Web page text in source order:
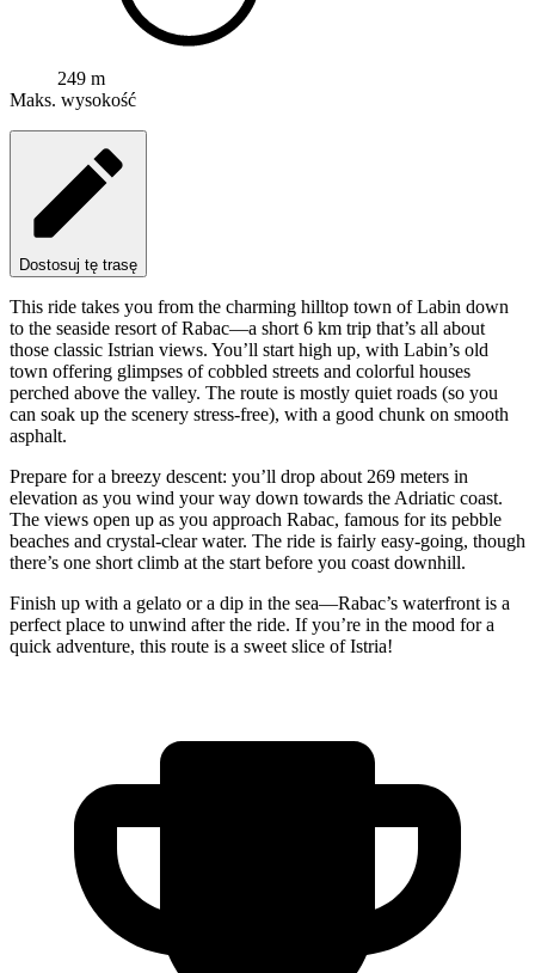
249 m
Maks. wysokość
Dostosuj tę trasę
This ride takes you from the charming hilltop town of Labin down
to the seaside resort of Rabac—a short 6 km trip that’s all about
those classic Istrian views. You’ll start high up, with Labin’s old
town offering glimpses of cobbled streets and colorful houses
perched above the valley. The route is mostly quiet roads (so you
can soak up the scenery stress-free), with a good chunk on smooth
asphalt.
Prepare for a breezy descent: you’ll drop about 269 meters in
elevation as you wind your way down towards the Adriatic coast.
The views open up as you approach Rabac, famous for its pebble
beaches and crystal-clear water. The ride is fairly easy-going, though
there’s one short climb at the start before you coast downhill.
Finish up with a gelato or a dip in the sea—Rabac’s waterfront is a
perfect place to unwind after the ride. If you’re in the mood for a
quick adventure, this route is a sweet slice of Istria!